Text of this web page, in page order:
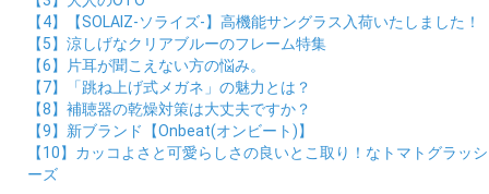
【4】【SOLAIZ-ソライズ-】高機能サングラス入荷いたしました！
【5】涼しげなクリアブルーのフレーム特集
【6】片耳が聞こえない方の悩み。
【7】「跳ね上げ式メガネ」の魅力とは？
【8】補聴器の乾燥対策は大丈夫ですか？
【9】新ブランド【Onbeat(オンビート)】
【10】カッコよさと可愛らしさの良いとこ取り！なトマトグラッシ
ーズ